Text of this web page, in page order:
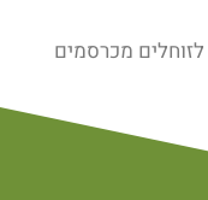
מכרסמים